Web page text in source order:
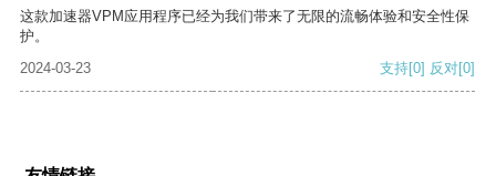
这款加速器VPM应用程序已经为我们带来了无限的流畅体验和安全性保
护。
2024-03-23
支持[0] 反对[0]